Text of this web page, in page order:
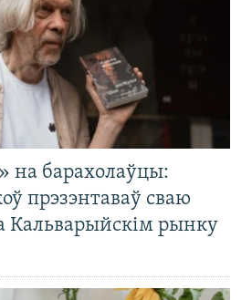
на барахолаўцы:
прэзэнтаваў сваю
Кальварыйскім рынку